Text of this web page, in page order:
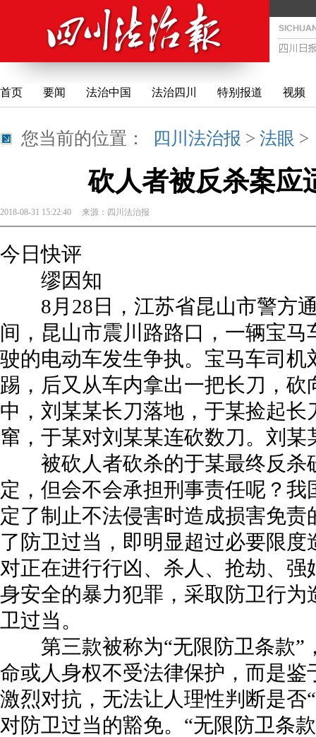
首页 要闻 法治中国 法治四川 特别报道 视频
您当前的位置： 四川法治报 > 法眼
砍人者被反杀案应
2018-08-31 15:22:40 来源： 四川法治报
今日快评
缪因知
8月28日，江苏省昆山市警方通
间，昆山市震川路路口，一辆宝
驶的电动车发生争执。宝马车司
踢，后又从车内拿出一把长刀，
中，刘某某长刀落地，于某捡起
窜，于某对刘某某连砍数刀。刘某
被砍人者砍杀的于某最终反杀
定，但会不会承担刑事责任呢？
定了制止不法侵害时造成损害免
了防卫过当，即明显超过必要限
对正在进行行凶、杀人、抢劫、
身安全的暴力犯罪，采取防卫行
卫过当。
第三款被称为“无限防卫条款”
命或人身权不受法律保护，而是
激烈对抗，无法让人理性判断是否
对防卫过当的豁免。“无限防卫条